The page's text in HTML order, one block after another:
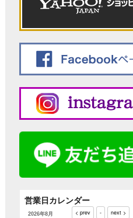
営業日カレンダー
2026年8月